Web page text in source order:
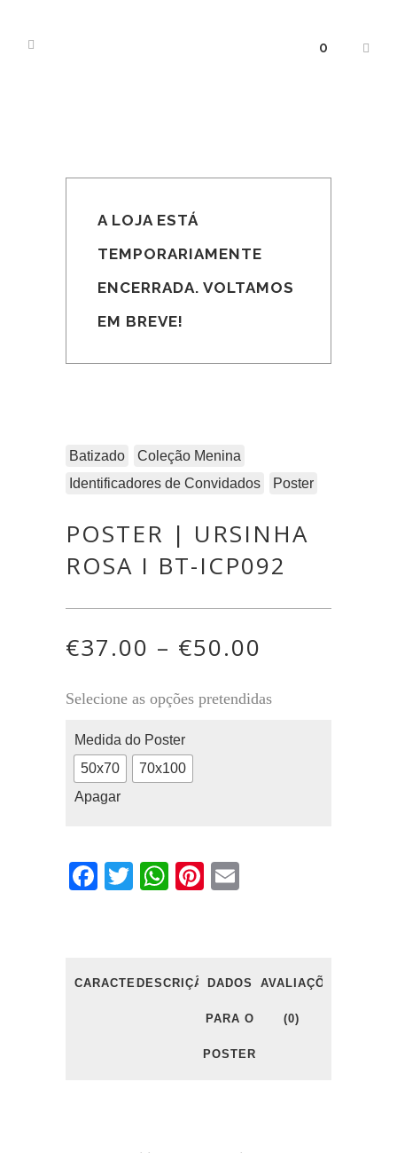
0
A LOJA ESTÁ
TEMPORARIAMENTE
ENCERRADA. VOLTAMOS
EM BREVE!
Batizado
Coleção Menina
Identificadores de Convidados
Poster
POSTER | URSINHA
ROSA I BT-ICP092
€37.00 – €50.00
Selecione as opções pretendidas
Medida do Poster
50x70
70x100
Apagar
Facebook
TwitterWhatsApp
Pinterest
CARACTERÍSTICAS
DESCRIÇÃODADOS
PARA O
POSTER
AVALIAÇÕES
(0)